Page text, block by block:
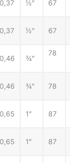
0,37 ½” 67
0,37 ½” 67
0,46 ¾”
78
0,46 ¾” 78
0,65 1” 87
0,65 1” 87